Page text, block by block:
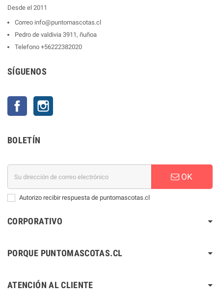
Desde el 2011
Correo info@puntomascotas.cl
Pedro de valdivia 3911, ñuñoa
Telefono +56222382020
SÍGUENOS
Facebook
BOLETÍN
OK
Autorizo recibir respuesta de puntomascotas.cl
CORPORATIVO
PORQUE PUNTOMASCOTAS.CL
ATENCIÓN AL CLIENTE